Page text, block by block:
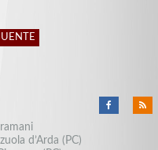
d’Arda (PC)